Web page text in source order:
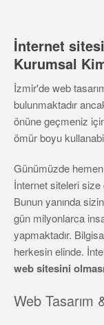
İnternet sitesi
Kurumsal
İzmir'de web
bulunmaktadır
önüne geçmeniz
ömür boyu
Günümüzde
İnternet siteleri size
Bunun yanında
gün milyonlarca
yapmaktadır.
herkesin elinde.
web sitesini
Web Tasarım